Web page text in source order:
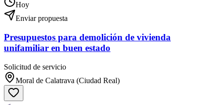
Hoy
Enviar propuesta
Presupuestos para demolición de vivienda
unifamiliar en buen estado
Solicitud de servicio
Moral de Calatrava (Ciudad Real)